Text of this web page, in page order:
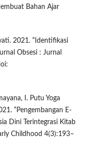
Bahan Ajar
2021. “Identifikasi
Obsesi : Jurnal
I. Putu Yoga
“Pengembangan E-
Dini Terintegrasi Kitab
Childhood 4(3):193–